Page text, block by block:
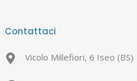
Contattaci
Vicolo Millefiori, 6 Iseo (BS)